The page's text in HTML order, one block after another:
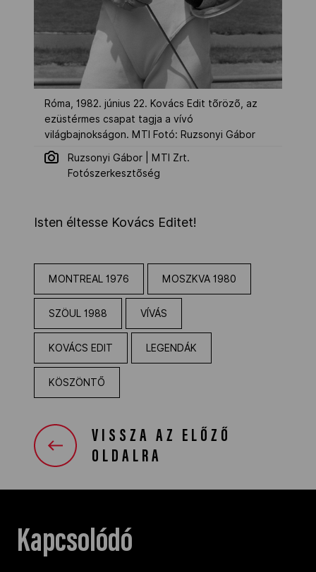
Róma, 1982. június 22. Kovács Edit tõrözõ, az
ezüstérmes csapat tagja a vívó
világbajnokságon. MTI Fotó: Ruzsonyi Gábor
Ruzsonyi Gábor | MTI Zrt.
Fotószerkesztõség
Isten éltesse Kovács Editet!
MONTREAL 1976 MOSZKVA 1980
SZÖUL 1988 VÍVÁS
KOVÁCS EDIT LEGENDÁK
KÖSZÖNTŐ
VISSZA AZ ELŐZŐ
OLDALRA
Kapcsolódó